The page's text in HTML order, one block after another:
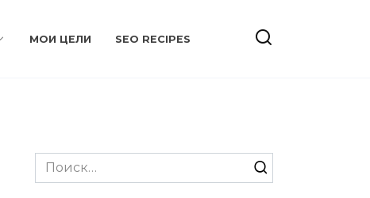
МОИ ЦЕЛИ SEO RECIPES
Search
for: